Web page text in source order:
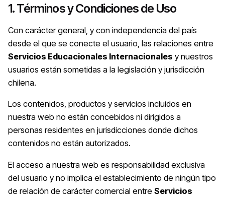
1. Términos y Condiciones de Uso
Con carácter general, y con independencia del país
desde el que se conecte el usuario, las relaciones entre
Servicios Educacionales Internacionales y nuestros
usuarios están sometidas a la legislación y jurisdicción
chilena.
Los contenidos, productos y servicios incluidos en
nuestra web no están concebidos ni dirigidos a
personas residentes en jurisdicciones donde dichos
contenidos no están autorizados.
El acceso a nuestra web es responsabilidad exclusiva
del usuario y no implica el establecimiento de ningún tipo
de relación de carácter comercial entre Servicios